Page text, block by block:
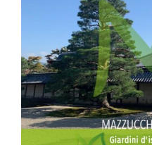
Giardini
giapponese: